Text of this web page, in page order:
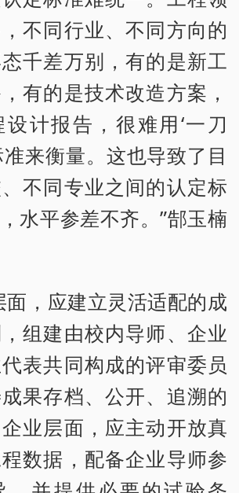
不同行业、不同方向的
千差万别，有的是新工
有的是技术改造方案，
计报告，很难用‘一刀
准来衡量。这也导致了目
不同专业之间的认定标
水平参差不齐。”郜玉楠
，应建立灵活适配的成
组建由校内导师、企业
表共同构成的评审委员
果存档、公开、追溯的
业层面，应主动开放真
数据，配备企业导师参